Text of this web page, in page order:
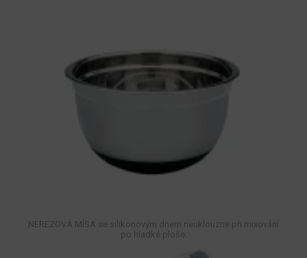
NEREZOVÁ MÍSA se silikonovým dnem neuklouzne při mixování
po hladké ploše.